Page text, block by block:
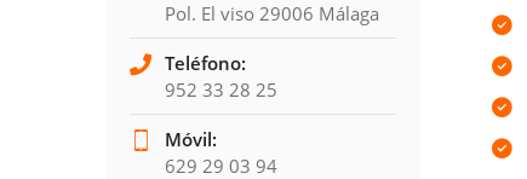
Pol. El viso 29006 Málaga
Teléfono:
952 33 28 25
Móvil:
629 29 03 94